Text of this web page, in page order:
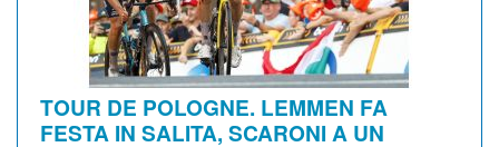
TOUR DE POLOGNE. LEMMEN FA
FESTA IN SALITA, SCARONI A UN